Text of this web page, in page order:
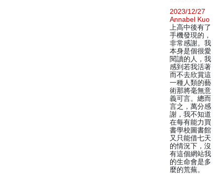
2023/12/27
Annabel Kuo
上高中後有了
手機發現的，
非常感謝。我
本身是個很愛
閱讀的人，我
感到若我活著
而不去欣賞這
一種人類的藝
術那將毫無意
義可言。總而
言之，萬分感
謝，我不知道
在每有能力買
書學校圖書館
又只能借七天
的情況下，沒
有這個網站我
的生命會是多
麼的荒蕪。